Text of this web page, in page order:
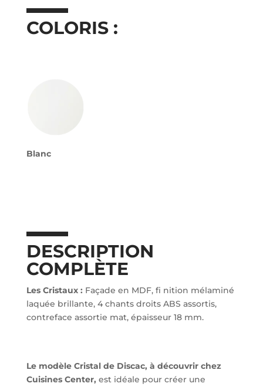
COLORIS :
Blanc
DESCRIPTION
COMPLÈTE
Les Cristaux : Façade en MDF, fi nition mélaminé
laquée brillante, 4 chants droits ABS assortis,
contreface assortie mat, épaisseur 18 mm.
Le modèle Cristal de Discac, à découvrir chez
Cuisines Center, est idéale pour créer une